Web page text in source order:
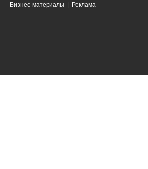
Бизнес-материалы Реклама